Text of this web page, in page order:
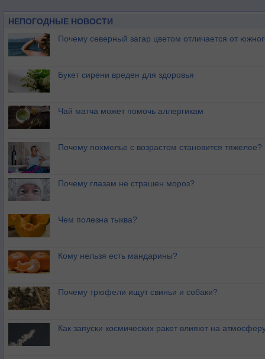
НЕПОГОДНЫЕ НОВОСТИ
Почему северный загар цветом отличается от
Букет сирени вреден для здоровья
Чай матча может помочь аллергикам
Почему похмелье с возрастом становится тяжелее?
Почему глазам не страшен мороз?
Чем полезна тыква?
Кому нельзя есть мандарины?
Почему трюфели ищут свиньи и собаки?
Как запуски космических ракет влияют на